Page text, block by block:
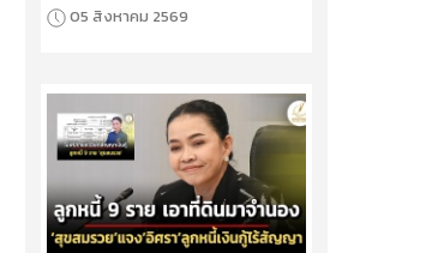
05 สิงหาคม 2569